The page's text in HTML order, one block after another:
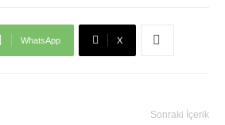
WhatsApp X
Sonraki İçerik